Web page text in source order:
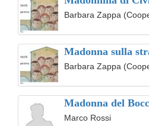
Barbara Zappa
Madonna sulla
Barbara Zappa
Madonna del
Marco Rossi